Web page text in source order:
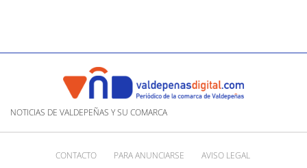
NOTICIAS DE VALDEPEÑAS Y SU COMARCA
CONTACTO PARA ANUNCIARSE AVISO LEGAL